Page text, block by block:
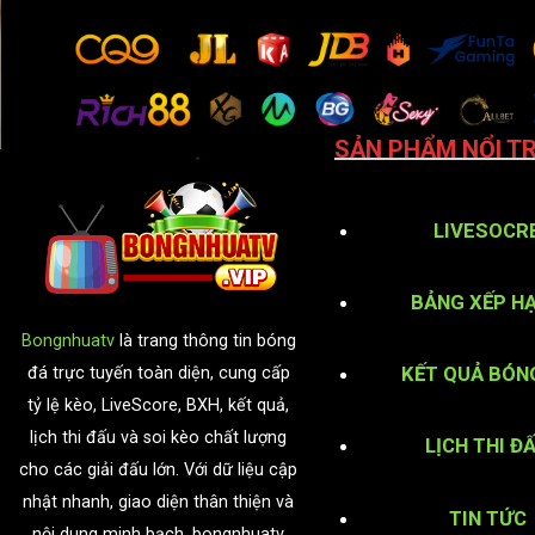
Bongnhuatvlà trang thông tin bóng
đá trực tuyến toàn diện, cung cấp
tỷ lệ kèo, LiveScore, BXH, kết quả,
lịch thi đấu và soi kèo chất lượng
cho các giải đấu lớn. Với dữ liệu cập
nhật nhanh, giao diện thân thiện và
SẢN PHẨM NỔI
BẢNG XẾP
KẾT QUẢ
LỊCH THI
TIN TỨC